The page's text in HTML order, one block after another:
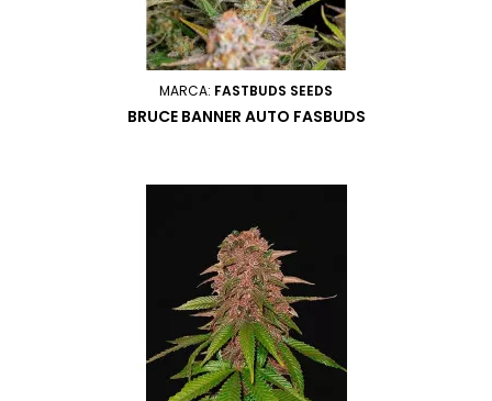
MARCA: FASTBUDS SEEDS
BRUCE BANNER AUTO FASBUDS